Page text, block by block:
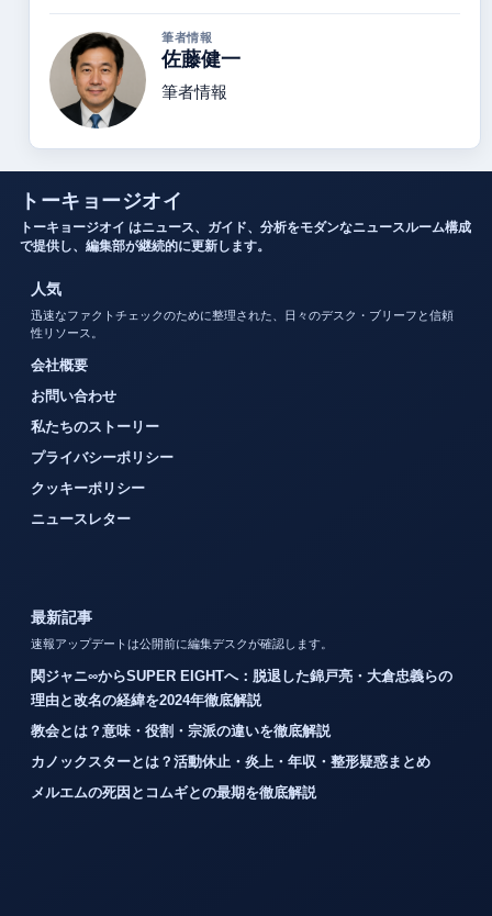
筆者情報
佐藤健一
筆者情報
トーキョージオイ
トーキョージオイ はニュース、ガイド、分析をモダンなニュースルーム構成
で提供し、編集部が継続的に更新します。
人気
迅速なファクトチェックのために整理された、日々のデスク・ブリーフと信頼
性リソース。
会社概要
お問い合わせ
私たちのストーリー
プライバシーポリシー
クッキーポリシー
ニュースレター
最新記事
速報アップデートは公開前に編集デスクが確認します。
関ジャニ∞からSUPER EIGHTへ：脱退した錦戸亮・大倉忠義らの
理由と改名の経緯を2024年徹底解説
教会とは？意味・役割・宗派の違いを徹底解説
カノックスターとは？活動休止・炎上・年収・整形疑惑まとめ
メルエムの死因とコムギとの最期を徹底解説